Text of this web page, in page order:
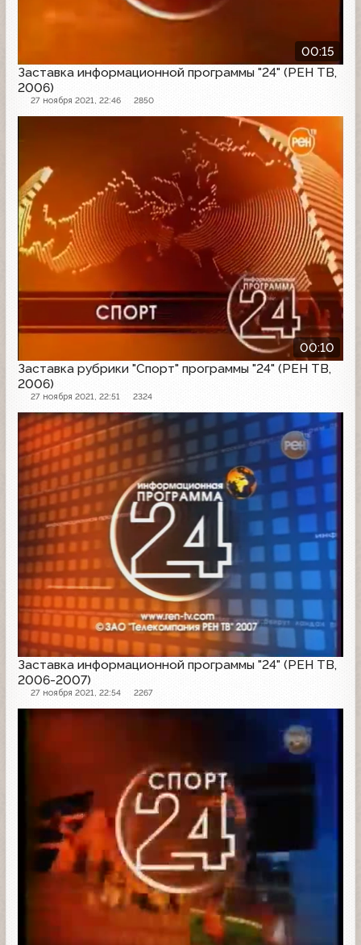
00:15
Заставка информационной программы "24" (РЕН ТВ,
2006)
27 ноября 2021, 22:46 2850
00:10
Заставка рубрики "Спорт" программы "24" (РЕН ТВ,
2006)
27 ноября 2021, 22:51 2324
Заставка информационной программы "24" (РЕН ТВ,
2006-2007)
27 ноября 2021, 22:54 2267
Заставка программы